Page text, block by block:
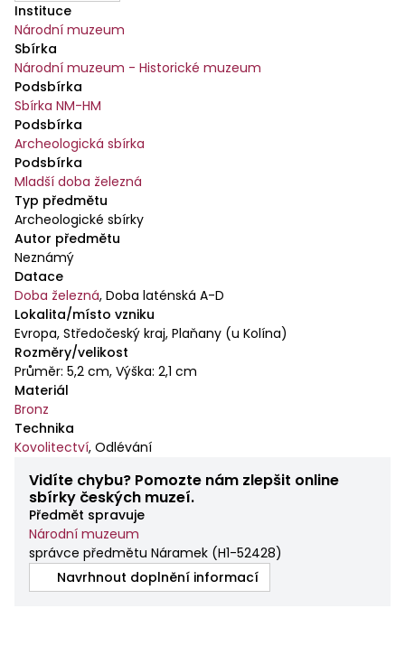
Instituce
Národní muzeum
Sbírka
Národní muzeum - Historické muzeum
Podsbírka
Sbírka NM-HM
Podsbírka
Archeologická sbírka
Podsbírka
Mladší doba železná
Typ předmětu
Archeologické sbírky
Autor předmětu
Neznámý
Datace
Doba železná, Doba laténská A-D
Lokalita/místo vzniku
Evropa, Středočeský kraj, Plaňany (u Kolína)
Rozměry/velikost
Průměr: 5,2 cm, Výška: 2,1 cm
Materiál
Bronz
Technika
Kovolitectví, Odlévání
Vidíte chybu? Pomozte nám zlepšit online
sbírky českých muzeí.
Předmět spravuje
Národní muzeum
správce předmětu Náramek (H1-52428)
Navrhnout doplnění informací